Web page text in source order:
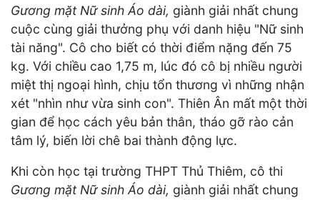
Gương mặt Nữ sinh Áo dài, giành giải nhất chung
cuộc cùng giải thưởng phụ với danh hiệu "Nữ sinh
tài năng". Cô cho biết có thời điểm nặng đến 75
kg. Với chiều cao 1,75 m, lúc đó cô bị nhiều người
miệt thị ngoại hình, chịu tổn thương vì những nhận
xét "nhìn như vừa sinh con". Thiên Ân mất một thời
gian để học cách yêu bản thân, tháo gỡ rào cản
tâm lý, biến lời chê bai thành động lực.
Khi còn học tại trường THPT Thủ Thiêm, cô thi
Gương mặt Nữ sinh Áo dài, giành giải nhất chung